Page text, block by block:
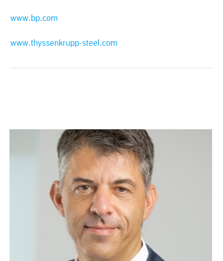
www.bp.com
www.thyssenkrupp-steel.com